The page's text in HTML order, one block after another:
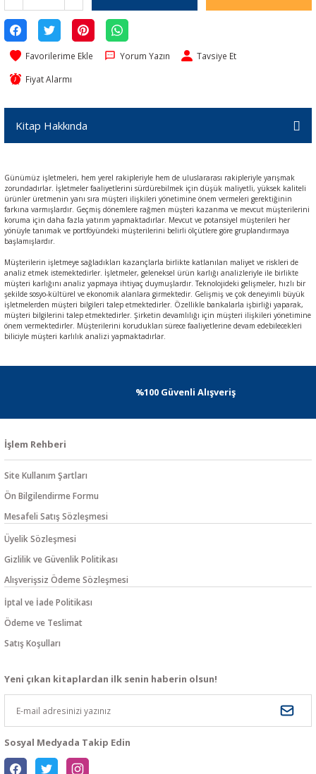
Yorum Yazın Tavsiye Et
Fiyat Alarmı
Kitap Hakkında
Günümüz işletmeleri, hem yerel rakipleriyle hem de uluslararası rakipleriyle yarışmak
zorundadırlar. İşletmeler faaliyetlerini sürdürebilmek için düşük maliyetli, yüksek kaliteli
ürünler üretmenin yanı sıra müşteri ilişkileri yönetimine önem vermeleri gerektiğinin
farkına varmışlardır. Geçmiş dönemlere rağmen müşteri kazanma ve mevcut müşterilerini
koruma için daha fazla yatırım yapmaktadırlar. Mevcut ve potansiyel müşterileri her
yönüyle tanımak ve portföyündeki müşterilerini belirli ölçütlere göre gruplandırmaya
başlamışlardır.
Müşterilerin işletmeye sağladıkları kazançlarla birlikte katlanılan maliyet ve riskleri de
analiz etmek istemektedirler. İşletmeler, geleneksel ürün karlığı analizleriyle ile birlikte
müşteri karlığını analiz yapmaya ihtiyaç duymuşlardır. Teknolojideki gelişmeler, hızlı bir
şekilde sosyo-kültürel ve ekonomik alanlara girmektedir. Gelişmiş ve çok deneyimli büyük
işletmelerden müşteri bilgileri talep etmektedirler. Özellikle bankalarla işbirliği yaparak,
müşteri bilgilerini talep etmektedirler. Şirketin devamlılığı için müşteri ilişkileri yönetimine
önem vermektedirler. Müşterilerini korudukları sürece faaliyetlerine devam edebilecekleri
biliciyle müşteri karlılık analizi yapmaktadırlar.
%100 Güvenli Alışveriş
İşlem Rehberi
Site Kullanım Şartları
Ön Bilgilendirme Formu
Mesafeli Satış Sözleşmesi
Üyelik Sözleşmesi
Gizlilik ve Güvenlik Politikası
Alışverişsiz Ödeme Sözleşmesi
İptal ve İade Politikası
Ödeme ve Teslimat
Satış Koşulları
Yeni çıkan kitaplardan ilk senin haberin olsun!
Sosyal Medyada Takip Edin